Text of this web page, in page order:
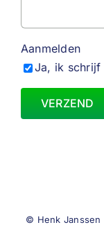
Aanmelden
Ja, ik schrijf
© Henk Janssen